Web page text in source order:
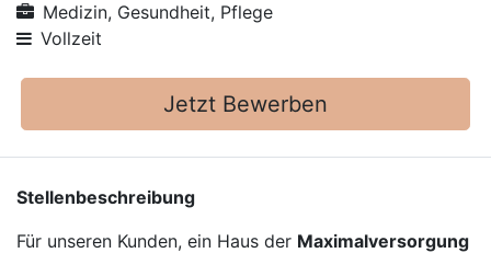
Medizin, Gesundheit, Pflege
Vollzeit
Jetzt Bewerben
Stellenbeschreibung
Für unseren Kunden, ein Haus der Maximalversorgung